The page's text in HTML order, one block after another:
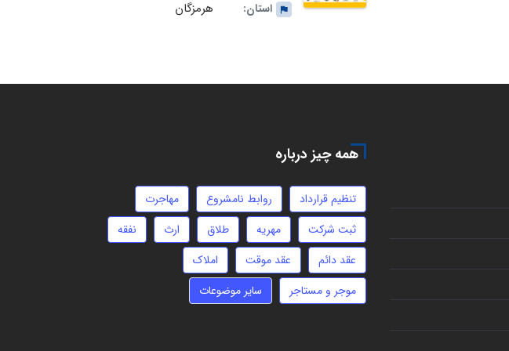
استان: هرمزگان
همه چیز درباره
تنظیم قرارداد روابط نامشروع
مهاجرت
ثبت شرکت
مهریه طلاق ارث
نفقه
عقد دائم
عقد موقت
املاک
موجر و مستاجر
سایر موضوعات